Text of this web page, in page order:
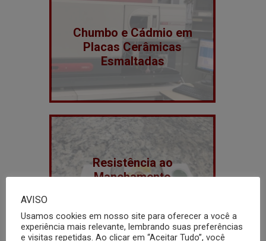
Chumbo e Cádmio em
Placas Cerâmicas
Esmaltadas
Resistência ao
Manchamento
AVISO
Usamos cookies em nosso site para oferecer a você a
experiência mais relevante, lembrando suas preferências
e visitas repetidas. Ao clicar em “Aceitar Tudo”, você